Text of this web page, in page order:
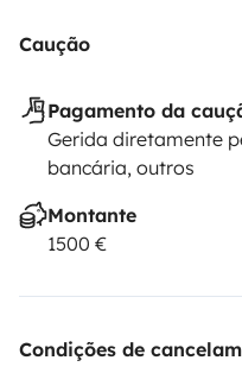
Caução
Pagamento da
Gerida diretamente
bancária, outros
Montante
1500 €
Condições de